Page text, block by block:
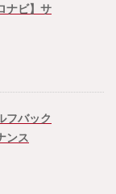
ナビ】サ
フバック
ンス